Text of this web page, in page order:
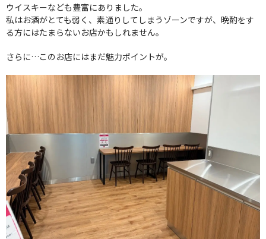
ウイスキーなども豊富にありました。
私はお酒がとても弱く、素通りしてしまうゾーンですが、晩酌をす
る方にはたまらないお店かもしれません。
さらに…このお店にはまだ魅力ポイントが。